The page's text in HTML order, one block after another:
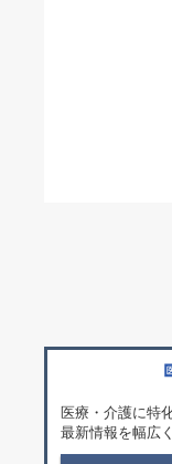
医療・介護に特
最新情報を幅広